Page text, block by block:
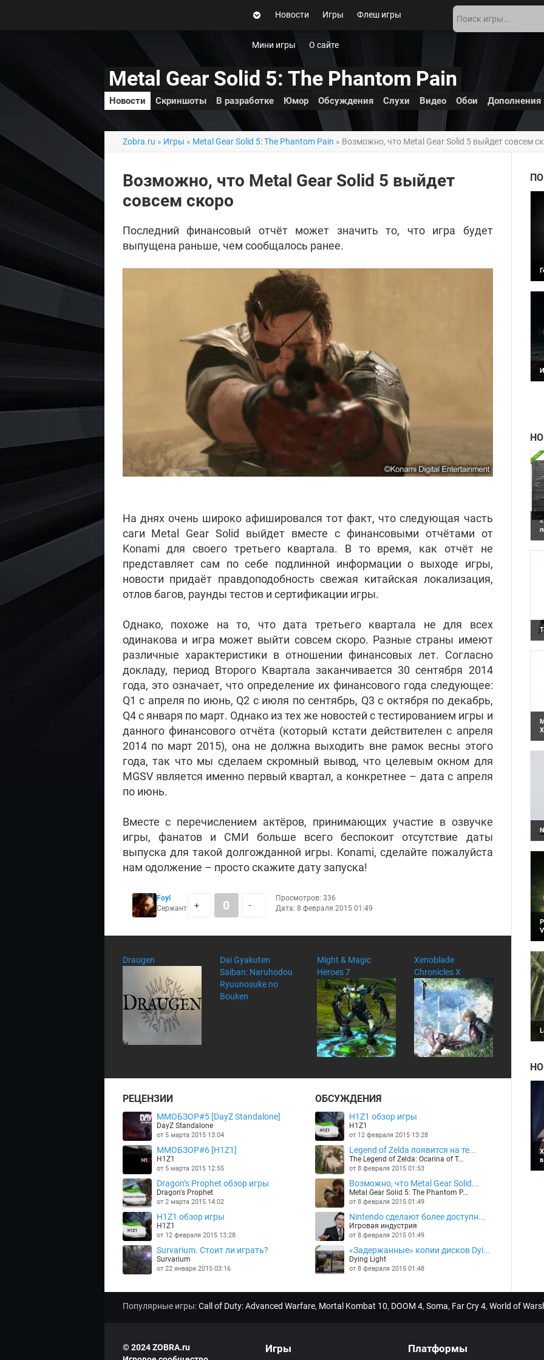
т
м
ы
Новости Игры Флеш игры
Мини игры О сайте
Metal Gear Solid 5: The Phantom Pain
Новости Скриншоты В разработке Юмор Обсуждения Слухи Видео Обои Дополнения
Zobra.ru » Игры » Metal Gear Solid 5: The Phantom Pain » Возможно, что Metal Gear Solid 5 выйдет совсем
Возможно, что Metal Gear Solid 5 выйдет
совсем скоро
Последний финансовый отчёт может значить то, что игра будет
выпущена раньше, чем сообщалось ранее.
На днях очень широко афишировался тот факт, что следующая часть
саги Metal Gear Solid выйдет вместе с финансовыми отчётами от
Konami для своего третьего квартала. В то время, как отчёт не
представляет сам по себе подлинной информации о выходе игры,
новости придаёт правдоподобность свежая китайская локализация,
отлов багов, раунды тестов и сертификации игры.
Однако, похоже на то, что дата третьего квартала не для всех
одинакова и игра может выйти совсем скоро. Разные страны имеют
различные характеристики в отношении финансовых лет. Согласно
докладу, период Второго Квартала заканчивается 30 сентября 2014
года, это означает, что определение их финансового года следующее:
Q1 с апреля по июнь, Q2 с июля по сентябрь, Q3 с октября по декабрь,
Q4 с января по март. Однако из тех же новостей с тестированием игры и
данного финансового отчёта (который кстати действителен с апреля
2014 по март 2015), она не должна выходить вне рамок весны этого
года, так что мы сделаем скромный вывод, что целевым окном для
MGSV является именно первый квартал, а конкретнее – дата с апреля
по июнь.
Вместе с перечислением актёров, принимающих участие в озвучке
игры, фанатов и СМИ больше всего беспокоит отсутствие даты
выпуска для такой долгожданной игры. Konami, сделайте пожалуйста
нам одолжение – просто скажите дату запуска!
Foyl
Сержант
+ 0 -
Просмотров: 336
Дата: 8 февраля 2015 01:49
Draugen
Dai Gyakuten
Saiban: Naruhodou
Ryuunosuke no
Bouken
Might & Magic
Heroes 7
Xenoblade
Chronicles X
РЕЦЕНЗИИ
MMOБЗОР#5 [DayZ Standalone]
DayZ Standalone
от 5 марта 2015 13:04
MMOБЗОР#6 [H1Z1]
H1Z1
от 5 марта 2015 12:55
Dragon’s Prophet обзор игры
Dragon's Prophet
от 2 марта 2015 14:02
H1Z1 обзор игры
H1Z1
от 12 февраля 2015 13:28
Survarium. Стоит ли играть?
Survarium
от 22 января 2015 03:16
ОБСУЖДЕНИЯ
H1Z1 обзор игры
H1Z1
от 12 февраля 2015 13:28
Legend of Zelda появится на те...
The Legend of Zelda: Ocarina of T...
от 8 февраля 2015 01:53
Возможно, что Metal Gear Solid...
Metal Gear Solid 5: The Phantom P...
от 8 февраля 2015 01:49
Nintendo сделают более доступн...
Игровая индустрия
от 8 февраля 2015 01:49
«Задержанные» копии дисков Dyi...
Dying Light
от 8 февраля 2015 01:48
Популярные игры:Call of Duty: Advanced Warfare, Mortal Kombat 10, DOOM 4, Soma, Far Cry 4, World of
© 2024 ZOBRA.ru
Игры Платформы